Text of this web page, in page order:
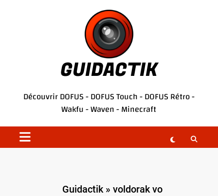
GUIDACTIK
DécouvrirDOFUS-DOFUS Touch-DOFUS Rétro-
Wakfu-Waven-Minecraft
Guidactik» voldorak vo